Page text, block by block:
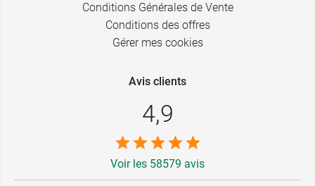
Conditions Générales de Vente
Conditions des offres
Gérer mes cookies
Avis clients
4,9
Voir les 58579 avis